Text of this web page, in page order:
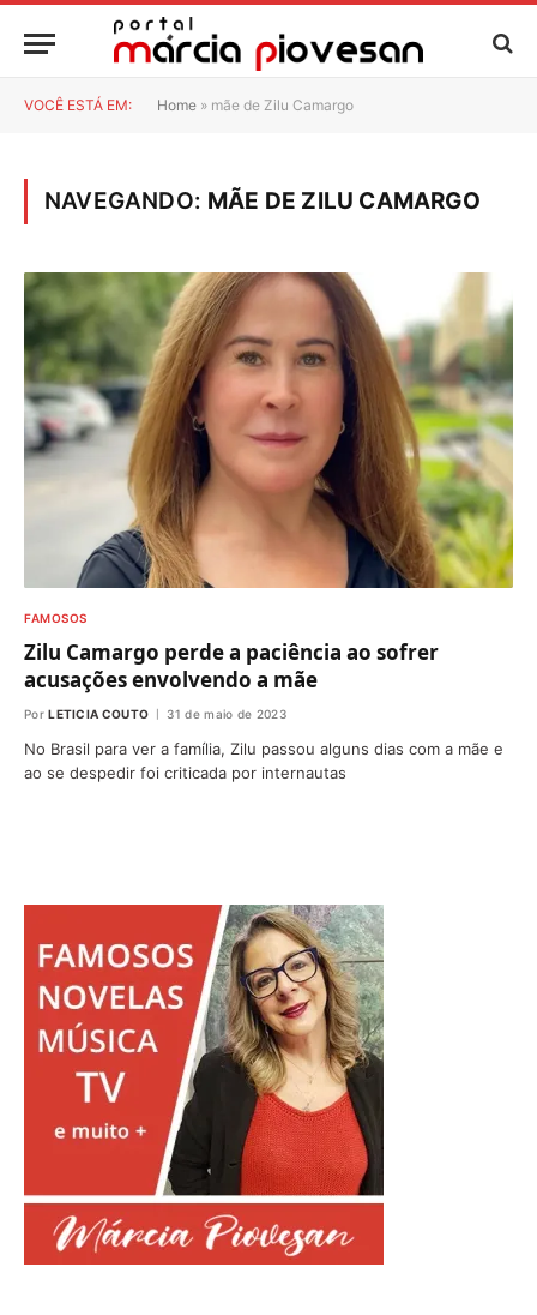
VOCÊ ESTÁ EM: Home » mãe de Zilu Camargo
NAVEGANDO: MÃE DE ZILU CAMARGO
FAMOSOS
Zilu Camargo perde a paciência ao sofrer
acusações envolvendo a mãe
Por LETICIA COUTO 31 de maio de 2023
No Brasil para ver a família, Zilu passou alguns dias com a mãe e
ao se despedir foi criticada por internautas